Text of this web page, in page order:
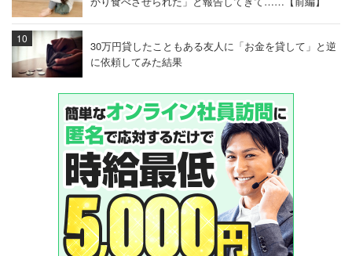
30万円貸したこともある友人に「お金を貸して」と逆
に依頼してみた結果